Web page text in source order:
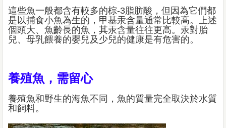
這些魚一般都含有較多的棕-3脂肪酸，但因為它們都
是以捕食小魚為生的，甲基汞含量通常比較高。上述
個頭大、魚齡長的魚，其汞含量往往更高。汞對胎
兒、母乳餵養的嬰兒及少兒的健康是有危害的。
養殖魚，需留心
養殖魚和野生的海魚不同，魚的質量完全取決於水質
和飼料。